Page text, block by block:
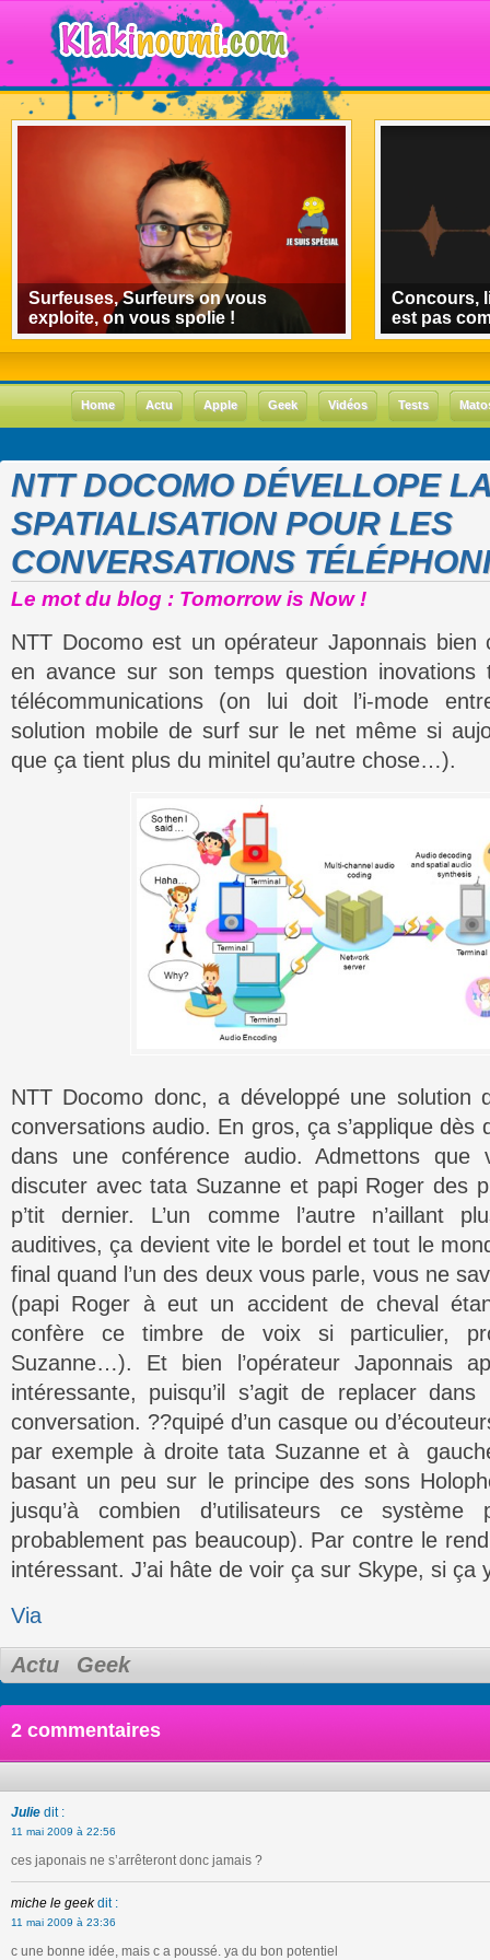
Surfeuses, Surfeurs on vous
exploite, on vous spolie !
Concours,
est pas
Home Actu Apple Geek Vidéos Tests
NTT DOCOMO DÉVELLOPE
SPATIALISATION POUR LES
CONVERSATIONS
Le mot du blog : Tomorrow is Now !
NTT Docomo est un opérateur Japonnais bien
en avance sur son temps question inovations
télécommunications (on lui doit l’i-mode
solution mobile de surf sur le net même si
que ça tient plus du minitel qu’autre chose…).
NTT Docomo donc, a développé une solution
conversations audio. En gros, ça s’applique dès
dans une conférence audio. Admettons
discuter avec tata Suzanne et papi Roger des
p’tit dernier. L’un comme l’autre n’aillant
auditives, ça devient vite le bordel et tout le
final quand l’un des deux vous parle, vous ne
(papi Roger à eut un accident de cheval
confère ce timbre de voix si particulier,
Suzanne…). Et bien l’opérateur Japonnais
intéressante, puisqu’il s’agit de replacer
conversation. ??quipé d’un casque ou
par exemple à droite tata Suzanne et à
basant un peu sur le principe des sons
jusqu’à combien d’utilisateurs ce
probablement pas beaucoup). Par contre le
intéressant. J’ai hâte de voir ça sur Skype, si ça
Via
Actu Geek
2 commentaires
Julie dit :
11 mai 2009 à 22:56
ces japonais ne s’arrêteront donc jamais ?
miche le geek dit :
11 mai 2009 à 23:36
c une bonne idée, mais c a poussé. ya du bon potentiel